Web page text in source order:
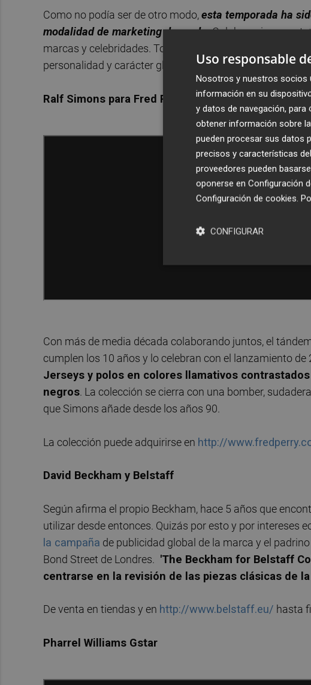
Como no podía ser de otro modo,esta temporada ha
modalidad de marketing de moda.Colaboraciones
marcas y celebridades. Todo tiene cabida en un
personalidad y carácter global.
Ralf Simons para Fred Perry
Con más de media década colaborando juntos, el
cumplen los 10 años y lo celebran con el lanzamiento
Jerseys y polos en colores llamativos
negros. La colección se cierra con una bomber,
que Simons añade desde los años 90.
La colección puede adquirirse en http://
David Beckham y Belstaff
Según afirma el propio Beckham, hace 5 años que
utilizar desde entonces. Quizás por esto y por intereses
la campaña de publicidad global de la marca y el
Bond Street de Londres. 'The Beckham for Belstaff
centrarse en la revisión de las piezas clásicas de
De venta en tiendas y en http://www.belstaff.eu/ hasta
Pharrel Williams Gstar
Uso responsable
Nosotros y nuestros socios
información en su
y datos de navegación,
obtener información sobre
pueden procesar sus datos
precisos y características
proveedores pueden
oponerse en Configuración
Configuración de cookies.
CONFIGURAR